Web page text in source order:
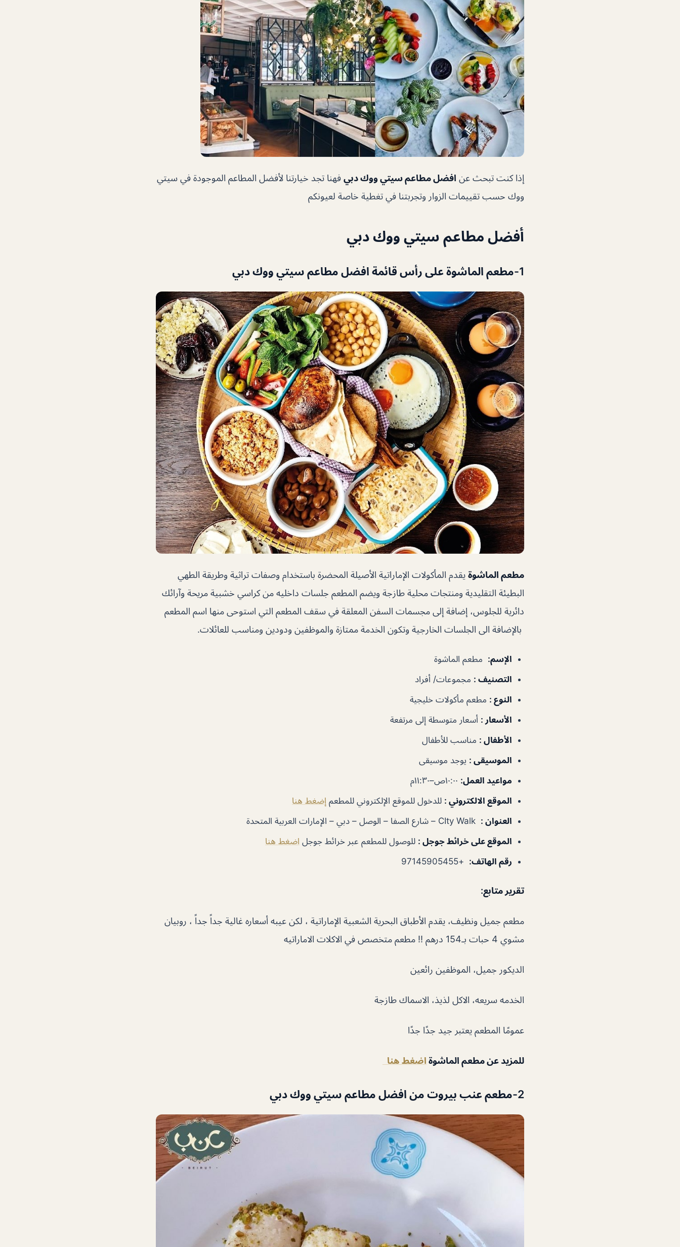
إذا كنت تبحث عن افضل مطاعم سيتي ووك دبي فهنا تجد خيارتنا لأفضل المطاعم الموجودة في سيتي
ووك حسب تقييمات الزوار وتجربتنا في تغطية خاصة لعيونكم
أفضل مطاعم سيتي ووك دبي
1- مطعم الماشوة على رأس قائمة افضل مطاعم سيتي ووك دبي
مطعم الماشوة يقدم المأكولات الإماراتية الأصيلة المحضرة باستخدام وصفات تراثية وطريقة الطهي
البطيئة التقليدية ومنتجات محلية طازجة ويضم المطعم جلسات داخليه من كراسي خشبية مريحة وآرائك
دائرية للجلوس، إضافة إلى مجسمات السفن المعلقة في سقف المطعم التي استوحى منها اسم المطعم
بالإضافة الى الجلسات الخارجية وتكون الخدمة ممتازة والموظفين ودودين ومناسب للعائلات.
الإسم: مطعم الماشوة
التصنيف : مجموعات/ أفراد
النوع : مطعم مأكولات خليجية
الأسعار : أسعار متوسطة إلى مرتفعة
الأطفال : مناسب للأطفال
الموسيقى : يوجد موسيقى
مواعيد العمل:
الموقع الالكتروني : للدخول للموقع الإلكتروني للمطعم إضغط هنا
العنوان :
الموقع على خرائط جوجل : للوصول للمطعم عبر خرائط جوجل اضغط هنا
رقم الهاتف:
+97145905455
تقرير متابع:
مطعم جميل ونظيف، يقدم الأطباق البحرية الشعبية الإماراتية ، لكن عيبه أسعاره غالية جداً جداً ، روبيان
مشوي 4 حبات بـ154 درهم !! مطعم متخصص في الاكلات الاماراتيه
الديكور جميل، الموظفين رائعين
الخدمه سريعه، الاكل لذيذ، الاسماك طازجة
عمومًا المطعم يعتبر جيد جدًا جدًا
للمزيد عن مطعم الماشوة اضغط هنا
2-مطعم عنب بيروت من افضل مطاعم سيتي ووك دبي